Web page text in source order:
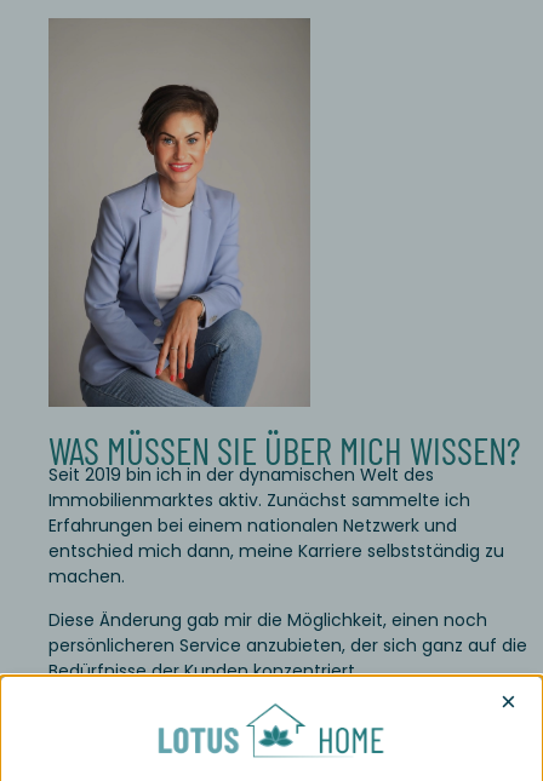
WAS MÜSSEN SIE ÜBER MICH WISSEN?
Seit 2019 bin ich in der dynamischen Welt des
Immobilienmarktes aktiv. Zunächst sammelte ich
Erfahrungen bei einem nationalen Netzwerk und
entschied mich dann, meine Karriere selbstständig zu
machen.
Diese Änderung gab mir die Möglichkeit, einen noch
persönlicheren Service anzubieten, der sich ganz auf die
Bedürfnisse der Kunden konzentriert.
Ebből a koncepcióból született a Lotus Home
ingatlaniroda, ahol a szolgáltatásokat magasabb szintre
emelve, komplex megoldásokat nyújtunk ügyfeleinknek.
×